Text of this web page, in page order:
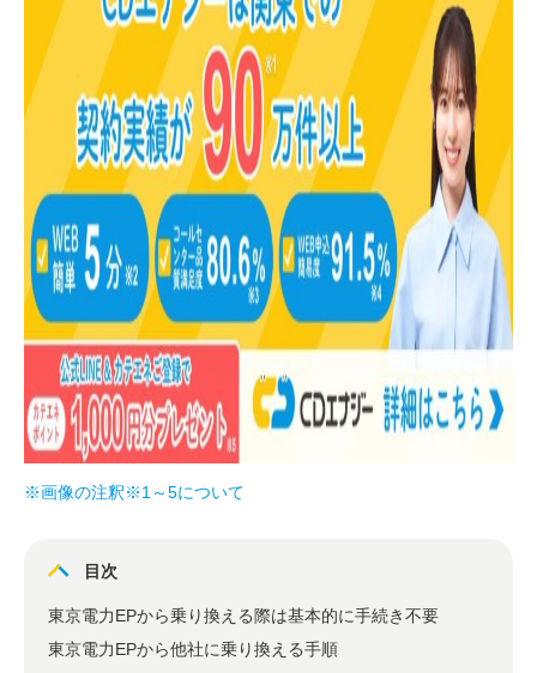
※画像の注釈※1～5について
目次
東京電力EPから乗り換える際は基本的に手続き不要
東京電力EPから他社に乗り換える手順